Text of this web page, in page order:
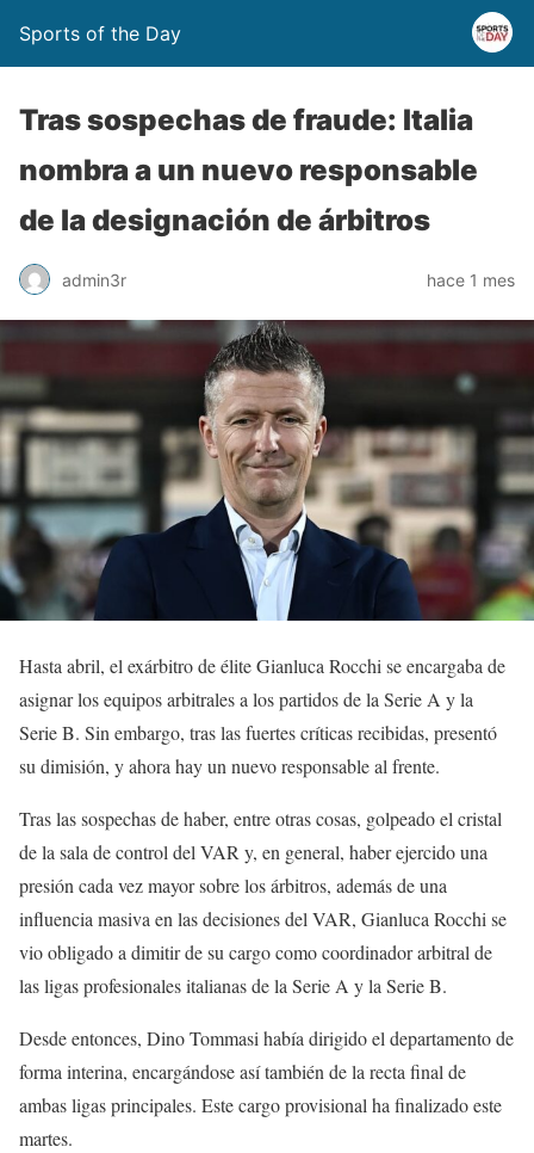
Sports of the Day
Tras sospechas de fraude: Italia
nombra a un nuevo responsable
de la designación de árbitros
admin3r hace 1 mes
Hasta abril, el exárbitro de élite Gianluca Rocchi se encargaba de
asignar los equipos arbitrales a los partidos de la Serie A y la
Serie B. Sin embargo, tras las fuertes críticas recibidas, presentó
su dimisión, y ahora hay un nuevo responsable al frente.
Tras las sospechas de haber, entre otras cosas, golpeado el cristal
de la sala de control del VAR y, en general, haber ejercido una
presión cada vez mayor sobre los árbitros, además de una
influencia masiva en las decisiones del VAR, Gianluca Rocchi se
vio obligado a dimitir de su cargo como coordinador arbitral de
las ligas profesionales italianas de la Serie A y la Serie B.
Desde entonces, Dino Tommasi había dirigido el departamento de
forma interina, encargándose así también de la recta final de
ambas ligas principales. Este cargo provisional ha finalizado este
martes.